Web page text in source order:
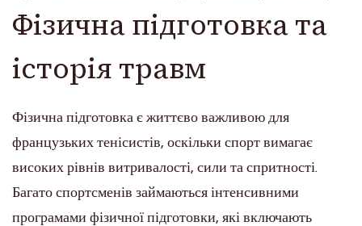
Фізична підготовка та
історія травм
Фізична підготовка є життєво важливою для
французьких тенісистів, оскільки спорт вимагає
високих рівнів витривалості, сили та спритності.
Багато спортсменів займаються інтенсивними
програмами фізичної підготовки, які включають